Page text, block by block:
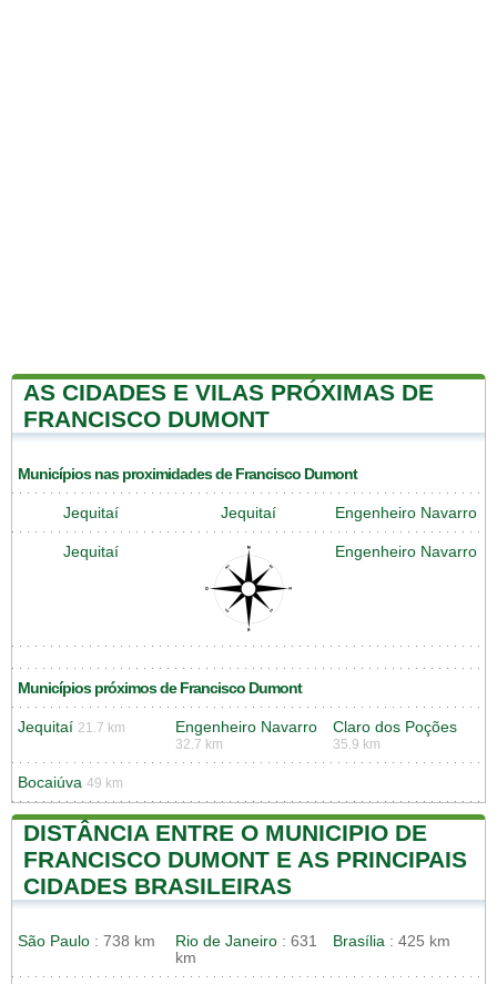
AS CIDADES E VILAS PRÓXIMAS DE
FRANCISCO DUMONT
Municípios nas proximidades de Francisco Dumont
Jequitaí Jequitaí Engenheiro Navarro
Jequitaí Engenheiro Navarro
Municípios próximos de Francisco Dumont
Jequitaí 21.7 km Engenheiro Navarro
32.7 km
Claro dos Poções
35.9 km
Bocaiúva 49 km
DISTÂNCIA ENTRE O MUNICIPIO DE
FRANCISCO DUMONT E AS PRINCIPAIS
CIDADES BRASILEIRAS
São Paulo : 738 km Rio de Janeiro : 631
km
Brasília : 425 km